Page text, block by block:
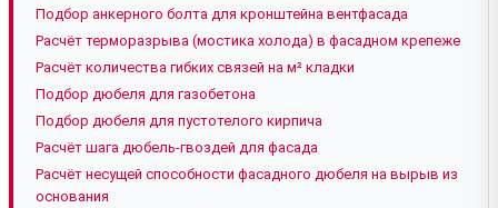
Подбор анкерного болта для кронштейна вентфасада
Расчёт терморазрыва (мостика холода) в фасадном крепеже
Расчёт количества гибких связей на м² кладки
Подбор дюбеля для газобетона
Подбор дюбеля для пустотелого кирпича
Расчёт шага дюбель-гвоздей для фасада
Расчёт несущей способности фасадного дюбеля на вырыв из
основания